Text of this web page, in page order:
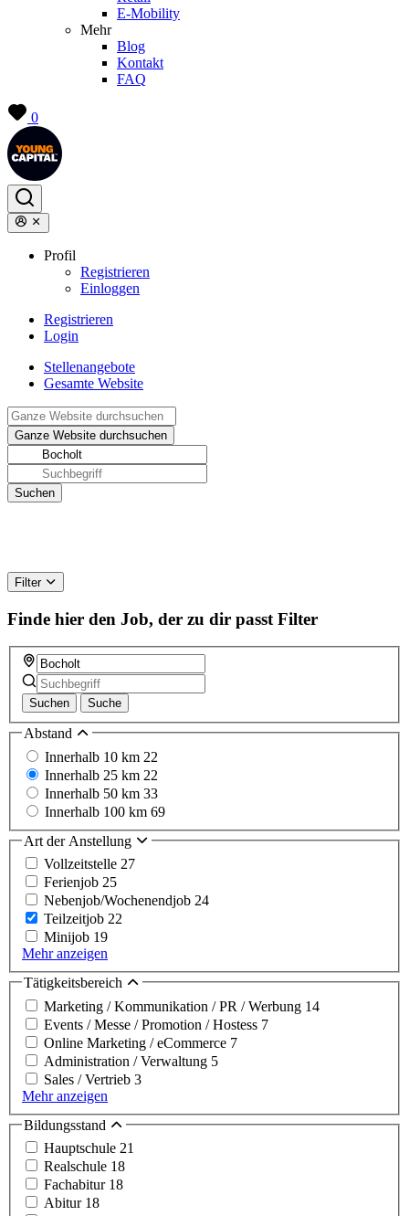
E-Mobility
Mehr
Blog
Kontakt
FAQ
0
Profil
Registrieren
Einloggen
Registrieren
Login
Stellenangebote
Gesamte Website
Filter
Finde hier den Job, der zu dir passt Filter
Suchen Suche
Abstand
Innerhalb 10 km 22
Innerhalb 25 km 22
Innerhalb 50 km 33
Innerhalb 100 km 69
Art der Anstellung
Vollzeitstelle 27
Ferienjob 25
Nebenjob/Wochenendjob 24
Teilzeitjob 22
Minijob 19
Mehr anzeigen
Tätigkeitsbereich
Marketing / Kommunikation / PR / Werbung 14
Events / Messe / Promotion / Hostess 7
Online Marketing / eCommerce 7
Administration / Verwaltung 5
Sales / Vertrieb 3
Mehr anzeigen
Bildungsstand
Hauptschule 21
Realschule 18
Fachabitur 18
Abitur 18